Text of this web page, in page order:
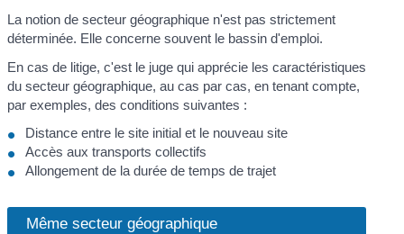
La notion de secteur géographique n'est pas strictement
déterminée. Elle concerne souvent le bassin d'emploi.
En cas de litige, c'est le juge qui apprécie les caractéristiques
du secteur géographique, au cas par cas, en tenant compte,
par exemples, des conditions suivantes :
Distance entre le site initial et le nouveau site
Accès aux transports collectifs
Allongement de la durée de temps de trajet
Même secteur géographique